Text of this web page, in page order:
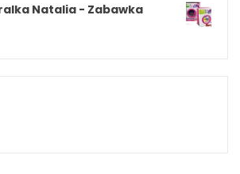
Natalia - Zabawka